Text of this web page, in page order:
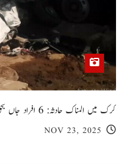
کرک میں المناک حادثہ: 6 افراد جاں بحق، متعدد زخمی
NOV 23, 2025